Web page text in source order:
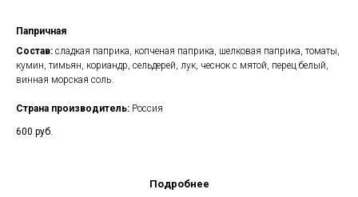
Папричная
Состав: сладкая паприка, копченая паприка, шелковая паприка, томаты,
кумин, тимьян, кориандр, сельдерей, лук, чеснок с мятой, перец белый,
винная морская соль.
Страна производитель: Россия
600 руб.
Подробнее